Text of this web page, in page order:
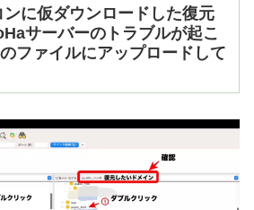
に仮ダウンロードした復元
サーバーのトラブルが起こ
ファイルにアップロードして